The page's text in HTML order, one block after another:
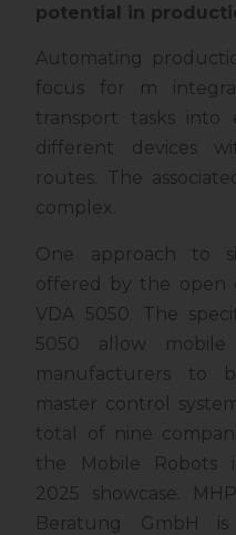
potential in
Automating
focus for m
transport tasks into
different devices
routes. The
complex.
One approach to
offered by the open
VDA 5050. The
5050 allow
manufacturers to
master control
total of nine
the Mobile Robots
2025 showcase.
Beratung GmbH